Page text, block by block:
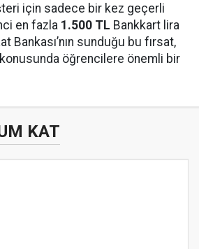
için sadece bir kez geçerli
en fazla 1.500 TL Bankkart lira
Bankası’nın sunduğu bu fırsat,
öğrencilere önemli bir
KAT